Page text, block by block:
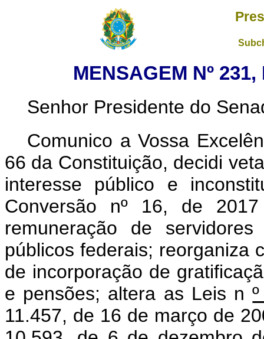
MENSAGEM Nº
Senhor Presidente do
Comunico a Vossa
66 da Constituição, decidi
interesse público e
Conversão nº 16, de
remuneração de
públicos federais; reorganiza
de incorporação de
e pensões; altera as Leis n
11.457, de 16 de março de